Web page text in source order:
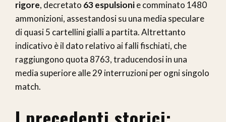
rigore, decretato 63 espulsionie comminato 1480
ammonizioni, assestandosi su una media speculare
di quasi 5 cartellini gialli a partita. Altrettanto
indicativo è il dato relativo ai falli fischiati, che
raggiungono quota 8763, traducendosi in una
media superiore alle 29 interruzioni per ogni singolo
match.